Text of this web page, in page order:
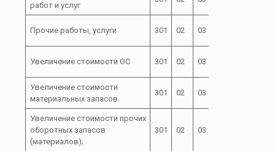
работ и услуг
Прочие работы, услуги 301 02 03
Увеличение стоимости ОС 301 02 03
Увеличение стоимости
материальных запасов
301 02 03
Увеличение стоимости прочих
оборотных запасов
(материалов);
301 02 03